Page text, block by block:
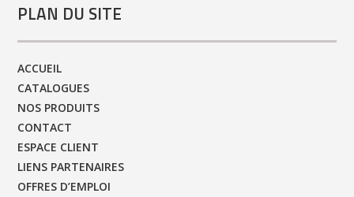
PLAN DU SITE
ACCUEIL
CATALOGUES
NOS PRODUITS
CONTACT
ESPACE CLIENT
LIENS PARTENAIRES
OFFRES D’EMPLOI